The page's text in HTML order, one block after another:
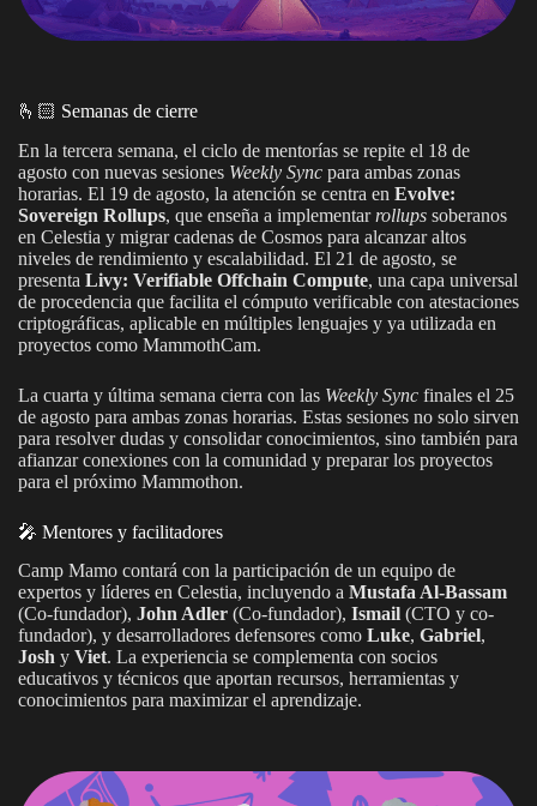
🫰🏻 Semanas de cierre
En la tercera semana, el ciclo de mentorías se repite el 18 de
agosto con nuevas sesiones Weekly Sync para ambas zonas
horarias. El 19 de agosto, la atención se centra en Evolve:
Sovereign Rollups, que enseña a implementar rollups soberanos
en Celestia y migrar cadenas de Cosmos para alcanzar altos
niveles de rendimiento y escalabilidad. El 21 de agosto, se
presenta Livy: Verifiable Offchain Compute, una capa universal
de procedencia que facilita el cómputo verificable con atestaciones
criptográficas, aplicable en múltiples lenguajes y ya utilizada en
proyectos como MammothCam.
La cuarta y última semana cierra con las Weekly Sync finales el 25
de agosto para ambas zonas horarias. Estas sesiones no solo sirven
para resolver dudas y consolidar conocimientos, sino también para
afianzar conexiones con la comunidad y preparar los proyectos
para el próximo Mammothon.
🎤 Mentores y facilitadores
Camp Mamo contará con la participación de un equipo de
expertos y líderes en Celestia, incluyendo a Mustafa Al-Bassam
(Co-fundador), John Adler (Co-fundador), Ismail (CTO y co-
fundador), y desarrolladores defensores como Luke, Gabriel,
Josh y Viet. La experiencia se complementa con socios
educativos y técnicos que aportan recursos, herramientas y
conocimientos para maximizar el aprendizaje.